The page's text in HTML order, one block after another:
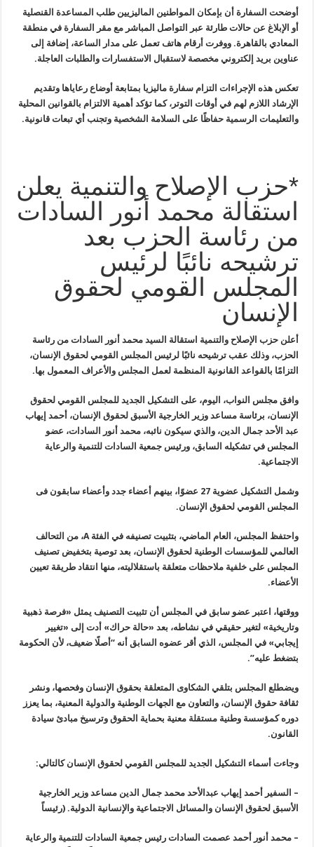
أوضحت السفارة أن بإمكان المواطنين الماليزيين طلب المساعدة القنصلية
أو الإبلاغ عن حالات طارئة عبر التواصل المباشر مع مقر السفارة في منطقة
المعادي بالقاهرة. ووفرت أرقام هاتف تعمل على مدار الساعة، إضافة إلى
عناوين بريد إلكتروني مخصصة لاستقبال الاستفسارات والطلبات العاجلة.
تعكس هذه الإجراءات التزام سفارة ماليزيا بمتابعة أوضاع رعاياها وتقديم
الإرشاد اللازم لهم في أوقات التوتر، كما تؤكد أهمية الالتزام بالقوانين المحلية
والتعليمات الرسمية حفاظًا على السلامة الشخصية وتجنب أي تبعات قانونية.
*حزب الإصلاح والتنمية يعلن
استقالة محمد أنور السادات
من رئاسة الحزب بعد
ترشيحه نائبًا لرئيس
المجلس القومي لحقوق
الإنسان
أعلن حزب الإصلاح والتنمية استقالة السيد محمد أنور السادات من رئاسة
الحزب، وذلك عقب ترشيحه نائبًا لرئيس المجلس القومي لحقوق الإنسان،
التزامًا بالقواعد القانونية المنظمة لعمل المجلس والأعراف المعمول بها.
وافق مجلس النواب، اليوم، على التشكيل الجديد للمجلس القومي لحقوق
الإنسان، برئاسة مساعد وزير الخارجية الأسبق لحقوق الإنسان، أحمد إيهاب
عبد الأحد جمال الدين، والذي سيكون نائبه، محمد أنور السادات، عضو
المجلس في تشكيله السابق، ورئيس جمعية السادات للتنمية والرعاية
الاجتماعية.
وشمل التشكيل عضوية 27 عضوًا، بينهم أعضاء جدد وأعضاء سابقون فى
المجلس القومي لحقوق الإنسان.
واحتفظ المجلس، العام الماضي، بتثبيت تصنيفه في الفئة A ، من التحالف
العالمي للمؤسسات الوطنية لحقوق الإنسان، بعد توصية بتخفيض تصنيف
المجلس على خلفية ملاحظات متعلقة باستقلاليته، منها انتقاد طريقة تعيين
الأعضاء.
ووقتها، اعتبر عضو سابق في المجلس أن تثبيت التصنيف يمثل «فرصة ذهبية
وتاريخية»لتغير حقيقي في نشاطه، بعد «حالة حراك» أدت إلى «تغيير
إيجابي» في المجلس، الذي أقر عضوه السابق أنه “أصلًا ضعيف، لأن الحكومة
بتضغط عليه”.
ويضطلع المجلس بتلقي الشكاوى المتعلقة بحقوق الإنسان وفحصها، ونشر
ثقافة حقوق الإنسان، والتعاون مع الجهات الوطنية والدولية المعنية، بما يعزز
دوره كمؤسسة وطنية مستقلة معنية بحماية الحقوق وترسيخ مبادئ سيادة
القانون.
وجاءت أسماء التشكيل الجديد للمجلس القومي لحقوق الإنسان كالتالي:
– السفير أحمد إيهاب عبدالأحد محمد جمال الدين مساعد وزير الخارجية
الأسبق لحقوق الإنسان والمسائل الاجتماعية والإنسانية الدولية. (رئيساً
–محمد أنور أحمد عصمت السادات رئيس جمعية السادات للتنمية والرعاية